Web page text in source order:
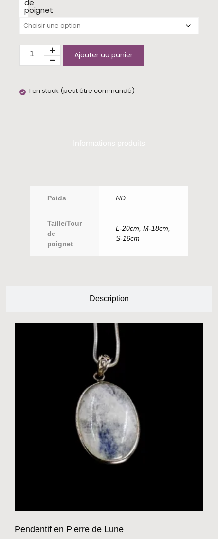
de
poignet
Ajouter au panier
1 en stock (peut être commandé)
Informations produits
Description
Poids ND
Taille/Tour
de
poignet
L-20cm, M-18cm,
S-16cm
Pendentif en Pierre de Lune